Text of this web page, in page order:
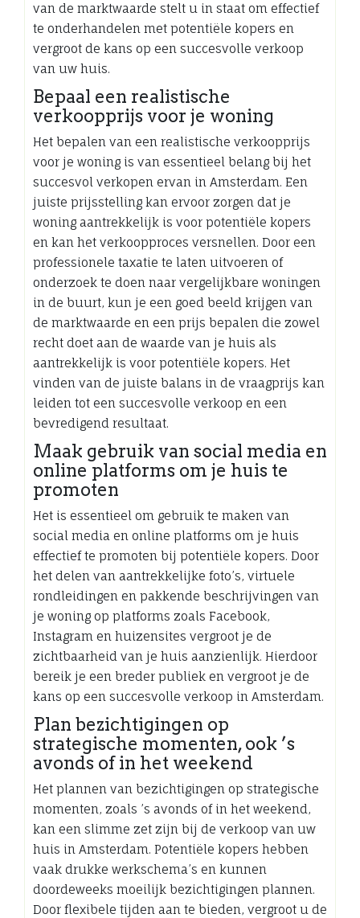
van de marktwaarde stelt u in staat om effectief
te onderhandelen met potentiële kopers en
vergroot de kans op een succesvolle verkoop
van uw huis.
Bepaal een realistische
verkoopprijs voor je woning
Het bepalen van een realistische verkoopprijs
voor je woning is van essentieel belang bij het
succesvol verkopen ervan in Amsterdam. Een
juiste prijsstelling kan ervoor zorgen dat je
woning aantrekkelijk is voor potentiële kopers
en kan het verkoopproces versnellen. Door een
professionele taxatie te laten uitvoeren of
onderzoek te doen naar vergelijkbare woningen
in de buurt, kun je een goed beeld krijgen van
de marktwaarde en een prijs bepalen die zowel
recht doet aan de waarde van je huis als
aantrekkelijk is voor potentiële kopers. Het
vinden van de juiste balans in de vraagprijs kan
leiden tot een succesvolle verkoop en een
bevredigend resultaat.
Maak gebruik van social media en
online platforms om je huis te
promoten
Het is essentieel om gebruik te maken van
social media en online platforms om je huis
effectief te promoten bij potentiële kopers. Door
het delen van aantrekkelijke foto’s, virtuele
rondleidingen en pakkende beschrijvingen van
je woning op platforms zoals Facebook,
Instagram en huizensites vergroot je de
zichtbaarheid van je huis aanzienlijk. Hierdoor
bereik je een breder publiek en vergroot je de
kans op een succesvolle verkoop in Amsterdam.
Plan bezichtigingen op
strategische momenten, ook ’s
avonds of in het weekend
Het plannen van bezichtigingen op strategische
momenten, zoals ’s avonds of in het weekend,
kan een slimme zet zijn bij de verkoop van uw
huis in Amsterdam. Potentiële kopers hebben
vaak drukke werkschema’s en kunnen
doordeweeks moeilijk bezichtigingen plannen.
Door flexibele tijden aan te bieden, vergroot u de